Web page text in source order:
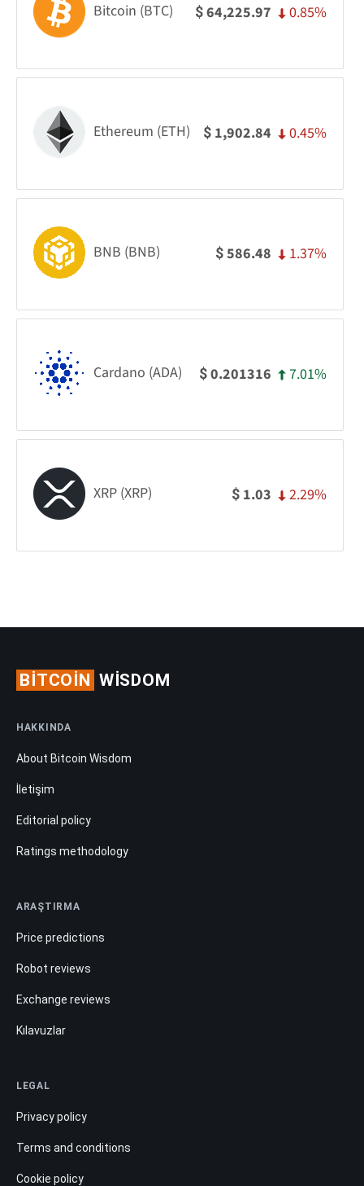
Bitcoin (BTC) $64,225.97 0.85%
Ethereum (ETH) $ 1,902.84 0.45%
BNB (BNB) $586.48 1.37%
Cardano (ADA) $0.201316 7.01%
XRP (XRP) $ 1.03 2.29%
BITCOIN WISDOM
HAKKINDA
About Bitcoin Wisdom
İletişim
Editorial policy
Ratings methodology
ARAŞTIRMA
Price predictions
Robot reviews
Exchange reviews
Kılavuzlar
LEGAL
Privacy policy
Terms and conditions
Cookie policy